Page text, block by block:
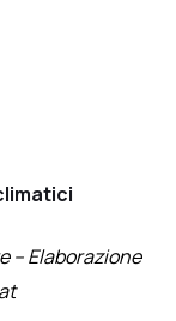
– Elaborazione